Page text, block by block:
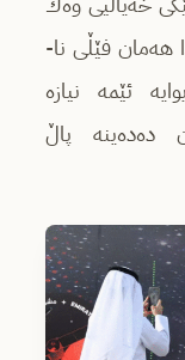
هەمان فێڵى نا-
ئێمە نیازە
دەدەینە پاڵ